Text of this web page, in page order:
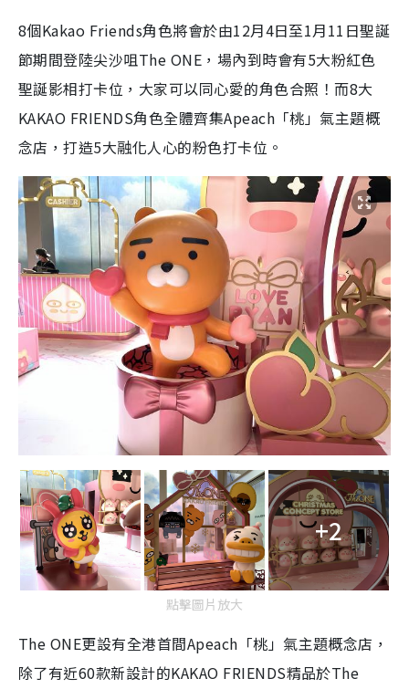
8個Kakao Friends角色將會於由12月4日至1月11日聖誕
節期間登陸尖沙咀The ONE，場內到時會有5大粉紅色
聖誕影相打卡位，大家可以同心愛的角色合照！而8大
KAKAO FRIENDS角色全體齊集Apeach「桃」氣主題概
念店，打造5大融化人心的粉色打卡位。
+2
點擊圖片放大
The ONE更設有全港首間Apeach「桃」氣主題概念店，
除了有近60款新設計的KAKAO FRIENDS精品於The